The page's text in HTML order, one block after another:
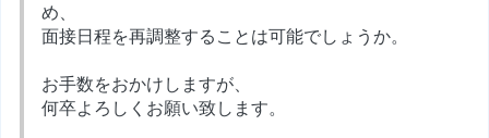
め、
面接日程を再調整することは可能でしょうか。
お手数をおかけしますが、
何卒よろしくお願い致します。